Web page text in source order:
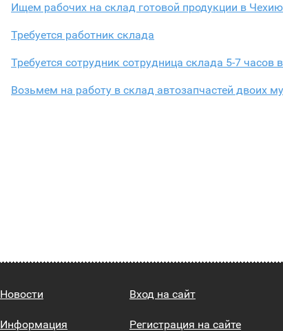
Ищем рабочих на склад готовой продукции в Чехию
Требуется работник склада
Требуется сотрудник сотрудница склада 5-7 часов
Возьмем на работу в склад автозапчастей двоих
Новости
Информация
Вход на сайт
Регистрация на сайте